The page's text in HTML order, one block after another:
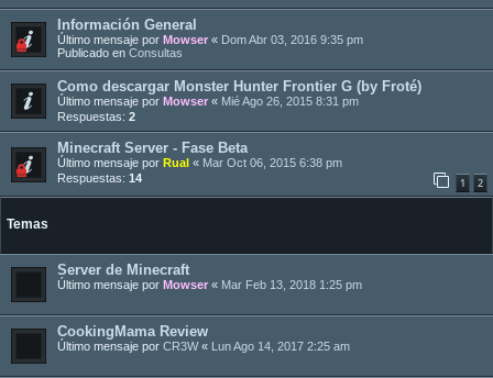
Información General
Último mensaje por Mowser « Dom Abr 03, 2016 9:35 pm
Publicado en Consultas
Como descargar Monster Hunter Frontier G (by Froté)
Último mensaje por Mowser « Mié Ago 26, 2015 8:31 pm
Respuestas: 2
Minecraft Server - Fase Beta
Último mensaje por Rual « Mar Oct 06, 2015 6:38 pm
Respuestas: 14 1 2
Temas
Server de Minecraft
Último mensaje por Mowser « Mar Feb 13, 2018 1:25 pm
CookingMama Review
Último mensaje por CR3W« Lun Ago 14, 2017 2:25 am